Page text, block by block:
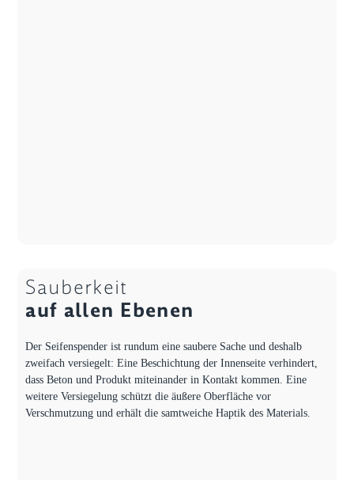
Sauberkeit
auf allen Ebenen
Der Seifenspender ist rundum eine saubere Sache und deshalb
zweifach versiegelt: Eine Beschichtung der Innenseite verhindert,
dass Beton und Produkt miteinander in Kontakt kommen. Eine
weitere Versiegelung schützt die äußere Oberfläche vor
Verschmutzung und erhält die samtweiche Haptik des Materials.